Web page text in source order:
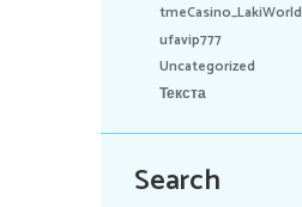
tmeCasino_LakiWorld
ufavip777
Uncategorized
Текста
Search